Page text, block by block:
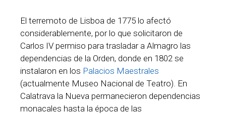
El terremoto de Lisboa de 1775 lo afectó
considerablemente, por lo que solicitaron de
Carlos IV permiso para trasladar a Almagro las
dependencias de la Orden, donde en 1802 se
instalaron en los Palacios Maestrales
(actualmente Museo Nacional de Teatro). En
Calatrava la Nueva permanecieron dependencias
monacales hasta la época de las